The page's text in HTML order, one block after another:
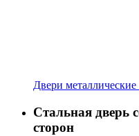
Двери металлические
Стальная дверь
сторон